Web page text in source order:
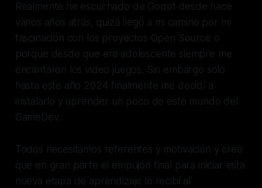
Realmente he escuchado de Godot desde hace
varios años atrás, quizá llegó a mi camino por mi
fascinación con los proyectos Open Source o
porque desde que era adolescente siempre me
encantaron los video juegos. Sin embargo solo
hasta este año 2024 finalmente me decidí a
instalarlo y aprender un poco de este mundo del
GameDev.
Todos necesitamos referentes y motivación y creo
que en gran parte el empujón final para iniciar esta
nueva etapa de aprendizaje lo recibí al